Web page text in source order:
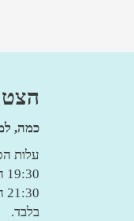
כמה,
עלות הסיור:
19:30 הופעה ראשונה
בלבד.